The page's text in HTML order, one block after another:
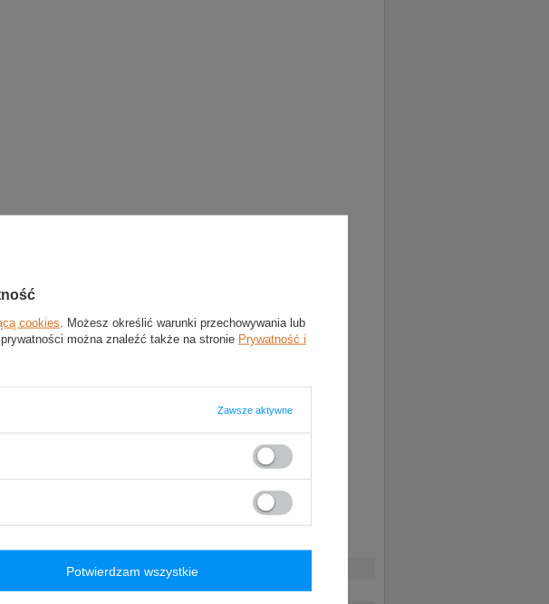
cookies . Możesz określić warunki przechowywania lub
można znaleźć także na stronie Prywatność i
Zawsze aktywne
Potwierdzam wszystkie